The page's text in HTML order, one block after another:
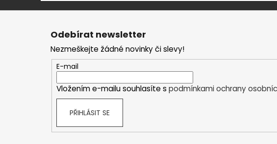
Z
Odebírat newsletter
Nezmeškejte žádné novinky či slevy!
E-mail
Vložením e-mailu souhlasíte s podmínkami ochrany
PŘIHLÁSIT SE